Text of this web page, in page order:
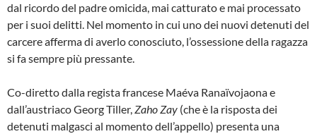
dal ricordo del padre omicida, mai catturato e mai processato
per i suoi delitti. Nel momento in cui uno dei nuovi detenuti del
carcere afferma di averlo conosciuto, l’ossessione della ragazza
si fa sempre più pressante.
Co-diretto dalla regista francese Maéva Ranaïvojaona e
dall’austriaco Georg Tiller,Zaho Zay (che è la risposta dei
detenuti malgasci al momento dell’appello) presenta una